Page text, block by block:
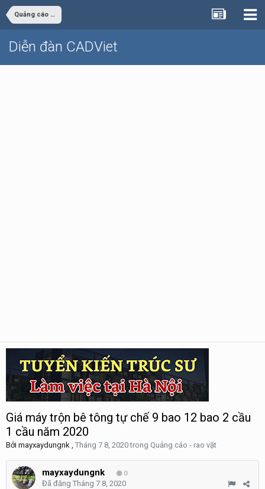
Quảng cáo - rao vặt
Diễn đàn CADViet
Giá máy trộn bê tông tự chế 9 bao 12 bao 2 cầu
1 cầu năm 2020
Bởi mayxaydungnk , Tháng 7 8, 2020trong Quảng cáo - rao vặt
mayxaydungnk 0
Đã đăng Tháng 7 8, 2020